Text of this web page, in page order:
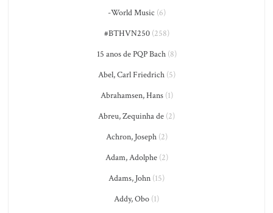
-World Music (6)
#BTHVN250(258)
15 anos de PQP Bach(8)
Abel, Carl Friedrich(5)
Abrahamsen, Hans(1)
Abreu, Zequinha de (2)
Achron, Joseph(2)
Adam, Adolphe(2)
Adams, John (15)
Addy, Obo (1)